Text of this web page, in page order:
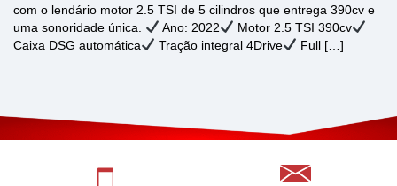
com o lendário motor 2.5 TSI de 5 cilindros que entrega 390cv e
uma sonoridade única.
Ano: 2022
Motor 2.5 TSI 390cv
Caixa DSG automática
Tração integral 4Drive Full […]